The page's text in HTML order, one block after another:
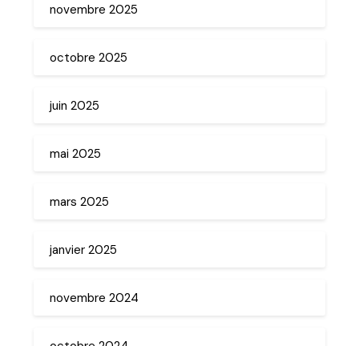
novembre 2025
octobre 2025
juin 2025
mai 2025
mars 2025
janvier 2025
novembre 2024